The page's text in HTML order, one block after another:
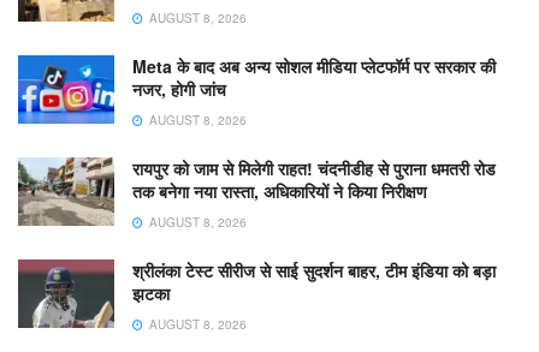
AUGUST 8, 2026
Meta के बाद अब अन्य सोशल मीडिया प्लेटफॉर्म पर सरकार की
नजर, होगी जांच
AUGUST 8, 2026
रायपुर को जाम से मिलेगी राहत! चंदनीडीह से पुराना धमतरी रोड
तक बनेगा नया रास्ता, अधिकारियों ने किया निरीक्षण
AUGUST 8, 2026
श्रीलंका टेस्ट सीरीज से साई सुदर्शन बाहर, टीम इंडिया को बड़ा
झटका
AUGUST 8, 2026